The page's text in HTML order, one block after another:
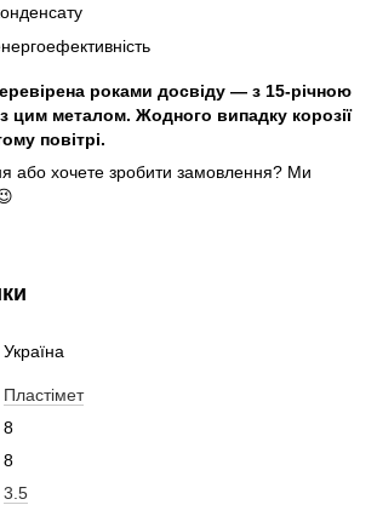
роками досвіду — з 15-річною
цим металом. Жодного випадку корозії
повітрі.
або хочете зробити замовлення? Ми
Україна
Пластімет
8
8
3.5